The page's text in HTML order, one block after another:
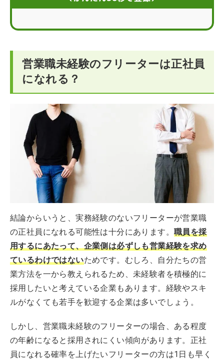
営業職未経験のフリーターは正社員
になれる？
結論からいうと、実務経験のないフリーターが営業職
の正社員になれる可能性は十分にあります。 職員を採
用するにあたって、企業側は必ずしも営業経験を求め
ているわけではないためです。むしろ、自分たちの営
業方法を一から教えられるため、未経験者を積極的に
採用したいと考えている企業もあります。経験やスキ
ルがなくても若手を歓迎する企業は多いでしょう。
しかし、営業職未経験のフリーターの場合、ある程度
の年齢になると採用されにくい傾向があります。正社
員になれる確率を上げたいフリーターの方は1日も早く